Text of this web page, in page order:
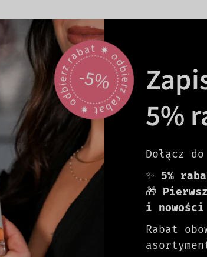
odbierz rabat 🟎 odbierz rabat 🟎
-5%
5%
Dołącz
✨ 5%
🎁
i nowości
Rabat